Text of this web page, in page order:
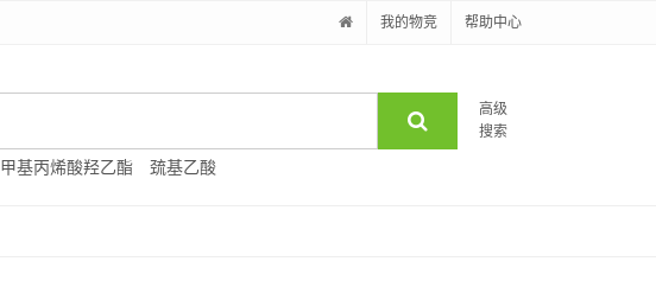
我的物竞 帮助中心
高级
搜索
甲基丙烯酸羟乙酯 巯基乙酸